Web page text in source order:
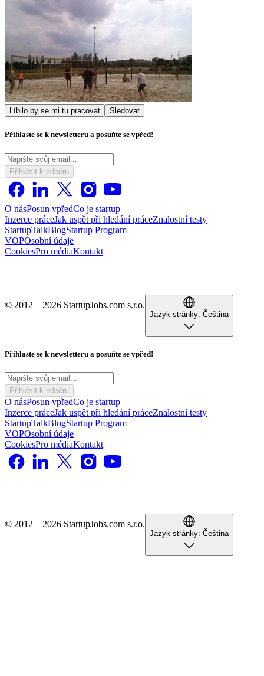
Líbilo by se mi tu pracovat Sledovat
Přihlaste se k newsletteru a posuňte se vpřed!
Přihlásit k odběru
O násPosun vpředCo je startup
Inzerce práceJak uspět při hledání práceZnalostní testy
StartupTalkBlogStartup Program
VOPOsobní údaje
CookiesPro médiaKontakt
© 2012 – 2026 StartupJobs.com s.r.o.
Jazyk stránky: Čeština
Přihlaste se k newsletteru a posuňte se vpřed!
Přihlásit k odběru
O násPosun vpředCo je startup
Inzerce práceJak uspět při hledání práceZnalostní testy
StartupTalkBlogStartup Program
VOPOsobní údaje
CookiesPro médiaKontakt
© 2012 – 2026 StartupJobs.com s.r.o.
Jazyk stránky: Čeština